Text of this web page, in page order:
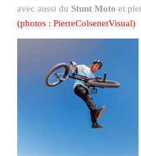
avec aussi du Stunt Moto et
(photos : PierreColsenetVisual)